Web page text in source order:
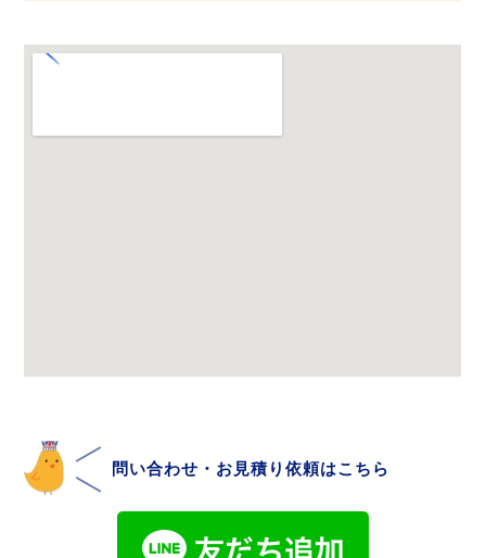
問い合わせ・お見積り依頼はこちら